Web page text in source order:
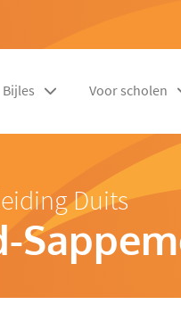
Bijles Voor scholen
Duits